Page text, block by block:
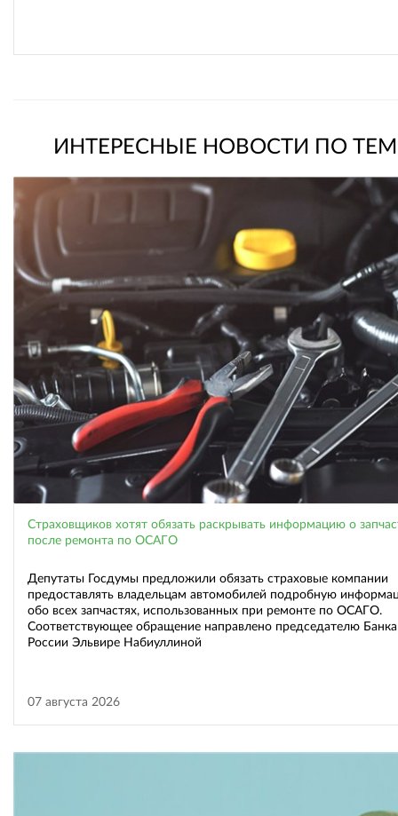
ИНТЕРЕСНЫЕ НОВОСТИ ПО
Страховщиков хотят обязать раскрывать информацию о
после ремонта по ОСАГО
Депутаты Госдумы предложили обязать страховые компании
предоставлять владельцам автомобилей подробную
обо всех запчастях, использованных при ремонте по ОСАГО.
Соответствующее обращение направлено председателю Банка
России Эльвире Набиуллиной
07 августа 2026